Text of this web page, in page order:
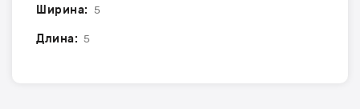
Ширина: 5
Длина: 5